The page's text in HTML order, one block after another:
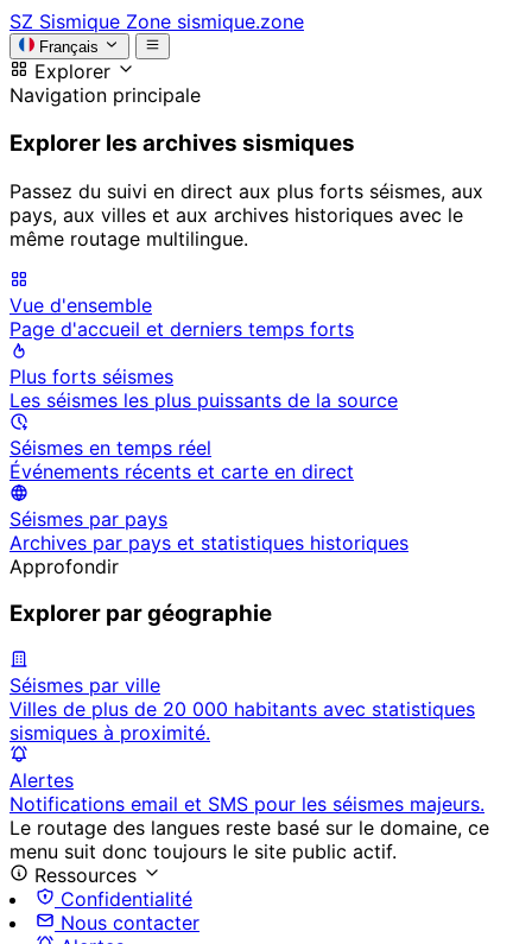
SZ Sismique Zone sismique.zone
Français
Explorer
Navigation principale
Explorer les archives sismiques
Passez du suivi en direct aux plus forts séismes, aux
pays, aux villes et aux archives historiques avec le
même routage multilingue.
Vue d'ensemble
Page d'accueil et derniers temps forts
Plus forts séismes
Les séismes les plus puissants de la source
Séismes en temps réel
Événements récents et carte en direct
Séismes par pays
Archives par pays et statistiques historiques
Approfondir
Explorer par géographie
Séismes par ville
Villes de plus de 20 000 habitants avec statistiques
sismiques à proximité.
Alertes
Notifications email et SMS pour les séismes majeurs.
Le routage des langues reste basé sur le domaine, ce
menu suit donc toujours le site public actif.
Ressources
Confidentialité
Nous contacter